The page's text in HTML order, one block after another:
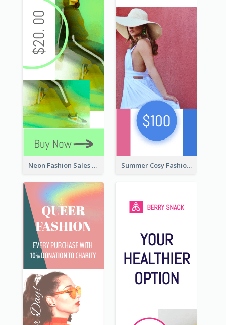
Neon Fashion Sales Wide Skyscraper Banner Summer Cosy Fashion Wide Skyscraper Banner